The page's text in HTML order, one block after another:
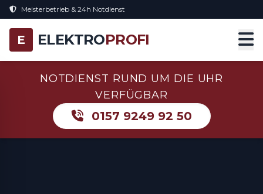
Meisterbetrieb & 24h Notdienst
E ELEKTROPROFI
NOTDIENST RUND UM DIE UHR
VERFÜGBAR
0157 9249 92 50